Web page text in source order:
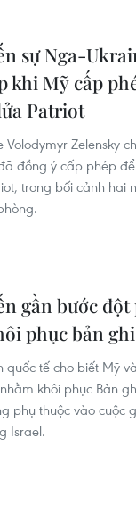
sự Nga-
khi Mỹ cấp
Patriot
Volodymyr Zelensky
đồng ý cấp phép
trong bối cảnh hai
gần bước đột
phục bản
quốc tế cho biết Mỹ
khôi phục Bản
phụ thuộc vào cuộc
Israel.